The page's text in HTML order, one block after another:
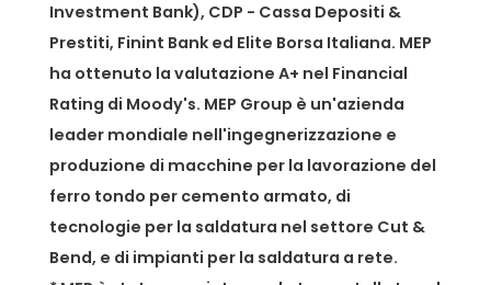
Investment Bank), CDP - Cassa Depositi &
Prestiti, Finint Bank ed Elite Borsa Italiana. MEP
ha ottenuto la valutazione A+ nel Financial
Rating di Moody's. MEP Group è un'azienda
leader mondiale nell'ingegnerizzazione e
produzione di macchine per la lavorazione del
ferro tondo per cemento armato, di
tecnologie per la saldatura nel settore Cut &
Bend, e di impianti per la saldatura a rete.